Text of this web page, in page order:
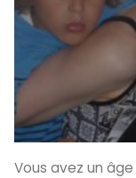
Vous avez un